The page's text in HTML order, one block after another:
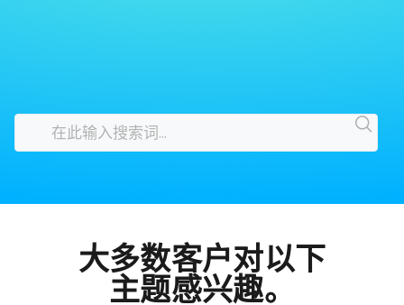
大多数客户对以下
主题感兴趣。